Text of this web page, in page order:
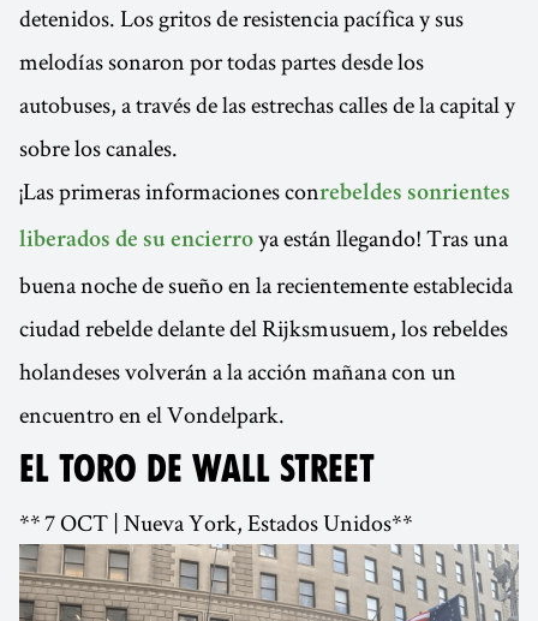
detenidos. Los gritos de resistencia pacífica y sus
melodías sonaron por todas partes desde los
autobuses, a través de las estrechas calles de la capital y
sobre los canales.
¡Las primeras informaciones conrebeldes sonrientes
liberados de su encierro ya están llegando! Tras una
buena noche de sueño en la recientemente establecida
ciudad rebelde delante del Rijksmusuem, los rebeldes
holandeses volverán a la acción mañana con un
encuentro en el Vondelpark.
EL TORO DE WALL STREET
** 7 OCT | Nueva York, Estados Unidos**